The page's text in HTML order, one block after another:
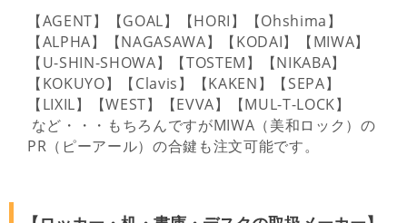
【AGENT】【GOAL】【HORI】【Ohshima】
【ALPHA】【NAGASAWA】【KODAI】【MIWA】
【U-SHIN-SHOWA】【TOSTEM】【NIKABA】
【KOKUYO】【Clavis】【KAKEN】【SEPA】
【LIXIL】【WEST】【EVVA】【MUL-T-LOCK】
など・・・もちろんですがMIWA（美和ロック）の
PR（ピーアール）の合鍵も注文可能です。